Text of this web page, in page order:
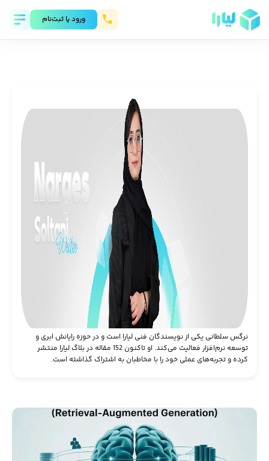
ورود يا ثبت‌نام
نرگس سلطانی یکی از نویسندگان فنی لیارا است و در حوزه رایانش ابری و
توسعه نرم‌افزار فعالیت می‌کند. او تاکنون 152 مقاله در بلاگ لیارا منتشر
کرده و تجربه‌های عملی خود را با مخاطبان به اشتراک گذاشته است.